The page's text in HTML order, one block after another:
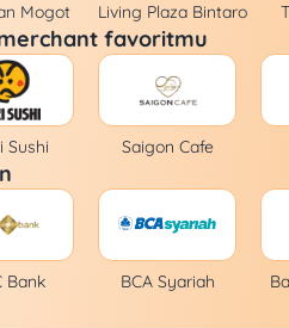
Mogot Living Plaza Bintaro
favoritmu
Sushi Saigon Cafe
Bank BCA Syariah